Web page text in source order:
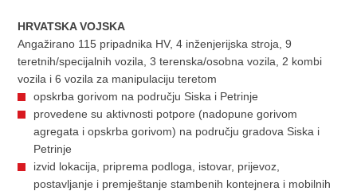
HRVATSKA VOJSKA
Angažirano 115 pripadnika HV, 4 inženjerijska stroja, 9
teretnih/specijalnih vozila, 3 terenska/osobna vozila, 2 kombi
vozila i 6 vozila za manipulaciju teretom
opskrba gorivom na području Siska i Petrinje
provedene su aktivnosti potpore (nadopune gorivom
agregata i opskrba gorivom) na području gradova Siska i
Petrinje
izvid lokacija, priprema podloga, istovar, prijevoz,
postavljanje i premještanje stambenih kontejnera i mobilnih